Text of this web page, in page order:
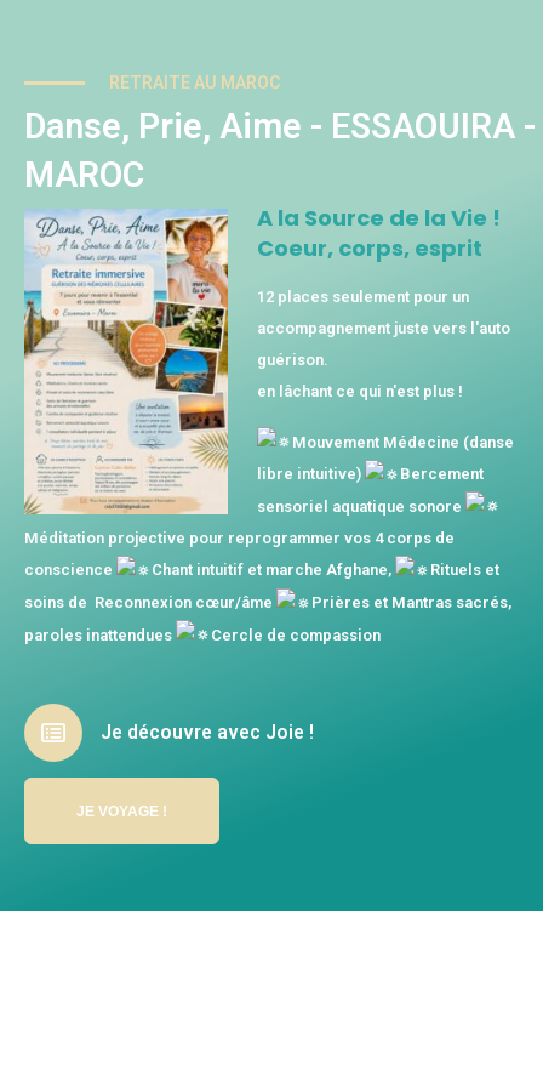
RETRAITE AU MAROC
Danse, Prie, Aime - ESSAOUIRA -
MAROC
A la Source de la Vie !
Coeur, corps, esprit
12 places seulement pour un
accompagnement juste vers l'auto
guérison.
en lâchant ce qui n'est plus !
Mouvement Médecine (danse
libre intuitive)
Bercement
sensoriel aquatique sonore
Méditation projective pour reprogrammer vos 4 corps de
conscience
Chant intuitif et marche Afghane,
Rituels et
soins de Reconnexion cœur/âme
Prières et Mantras sacrés,
paroles inattendues
Cercle de compassion
Je découvre avec Joie !
JE VOYAGE !